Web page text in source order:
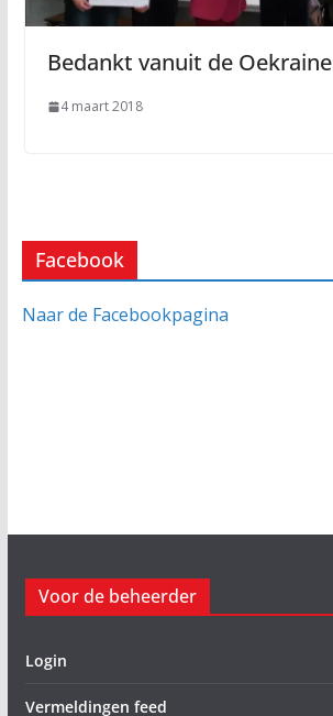
Bedankt vanuit de Oekraine
4 maart 2018
Facebook
Naar de Facebookpagina
Voor de beheerder
Login
Vermeldingen feed